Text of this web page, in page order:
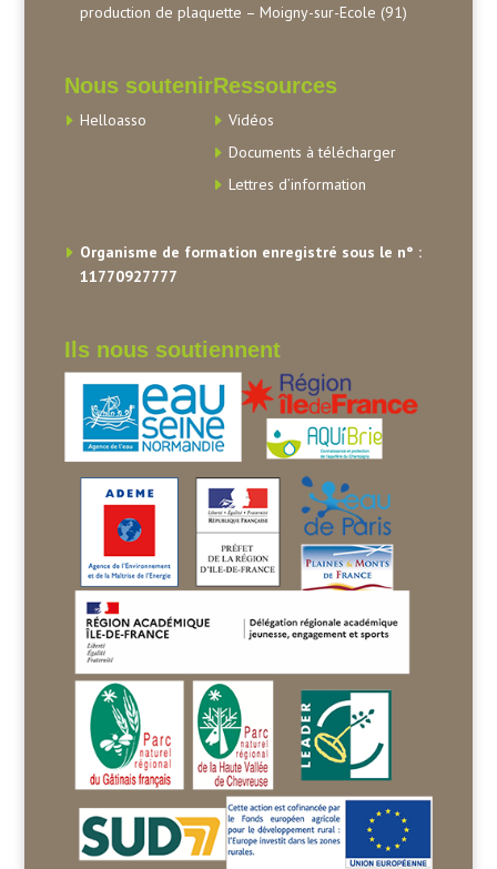
production de plaquette – Moigny-sur-Ecole (91)
Nous soutenir
Helloasso
Ressources
Vidéos
Documents à télécharger
Lettres d’information
Organisme de formation enregistré sous le n° :
11770927777
Ils nous soutiennent